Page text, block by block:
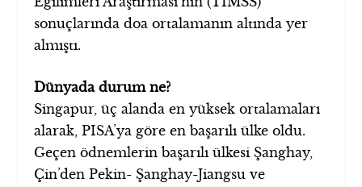
sonuçlarında doa ortalamanın altında yer
almıştı.
Dünyada durum ne?
Singapur, üç alanda en yüksek ortalamaları
alarak, PISA’ya göre en başarılı ülke oldu.
Geçen ödnemlerin başarılı ülkesi Şanghay,
Çin’den Pekin- Şanghay-Jiangsu ve